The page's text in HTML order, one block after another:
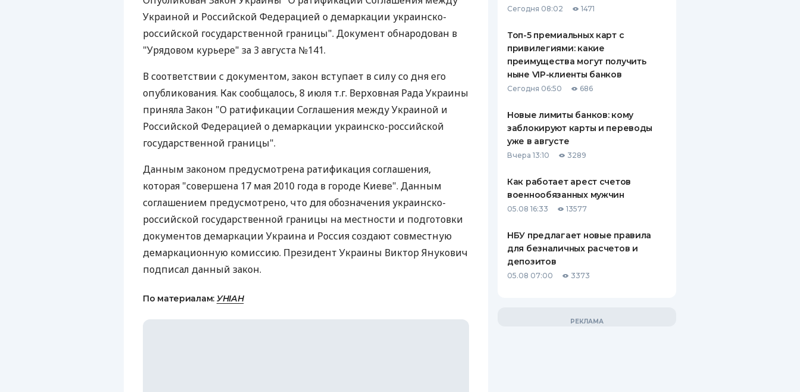
ЕЖЕМЕСЯЧНЫЙ ОБЗОР
КЕШБЭКА
ВСЕ СТРАХОВЫЕ ПОЛИСЫ
СТРАХОВЫЕ КОМПАНИИ
КОМПАНИЯХ
КОНТАКТЫ
Украиной и Российской Федерацией о демаркации украинско-
российской государственной границы". Документ обнародован в
"Урядовом курьере" за 3 августа №141.
В соответствии с документом, закон вступает в силу со дня его
опубликования. Как сообщалось, 8 июля т.г. Верховная Рада Украины
приняла Закон "О ратификации Соглашения между Украиной и
Российской Федерацией о демаркации украинско-российской
государственной границы".
Данным законом предусмотрена ратификация соглашения,
которая "совершена 17 мая 2010 года в городе Киеве". Данным
соглашением предусмотрено, что для обозначения украинско-
российской государственной границы на местности и подготовки
документов демаркации Украина и Россия создают совместную
демаркационную комиссию. Президент Украины Виктор Янукович
подписал данный закон.
По материалам: УНІАН
Сегодня 08:02 1471
Топ-5 премиальных карт с
привилегиями: какие
преимущества могут получить
ныне VIP-клиенты банков
Сегодня 06:50 686
Новые лимиты банков: кому
заблокируют карты и переводы
уже в августе
Вчера 13:10 3289
Как работает арест счетов
военнообязанных мужчин
05.08 16:33 13577
НБУ предлагает новые правила
для безналичных расчетов и
депозитов
05.08 07:00 3373